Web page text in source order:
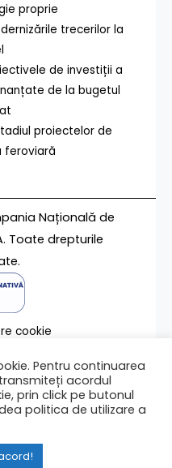
proprie
trecerilor la
de investiții a
de la bugetul
proiectelor de
feroviară
Națională de
Toate drepturile
cookie
26/05/2020
Pentru continuarea
acordul
prin click pe butonul
politica de utilizare a